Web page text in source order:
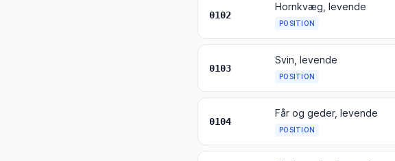
0102
Hornkvæg, levende
POSITION
0103
Svin, levende
POSITION
0104
Får og geder, levende
POSITION